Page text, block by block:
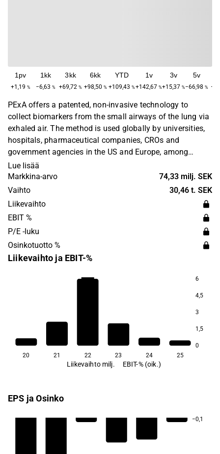
1pv
+1,19 %
1kk
−6,63 %
3kk
+69,72 %
6kk
+98,50 %
YTD
+109,43 %
1v
+142,67 %
3v
+15,37 %
5v
−66,98 %
PExA offers a patented, non-invasive technology to
collect biomarkers from the small airways of the lung via
exhaled air. The method is used globally by universities,
hospitals, pharmaceutical companies, CROs and
government agencies in the US and Europe, among
others – in research on asthma, COPD, lung cancer,
occupational exposure and pharmacokinetics. The
company's goal is to enable earlier diagnosis and
screening of lung diseases. PExA was founded in 2014
Lue lisää
Markkina-arvo
74,33 milj. SEK
Vaihto
30,46 t. SEK
Liikevaihto
EBIT %
P/E -luku
Osinkotuotto %
Liikevaihto ja EBIT-%
6
4,5
3
1,5
0
−73,0
20 21 22 23 24 25
Liikevaihto milj. EBIT-% (oik.)
EPS ja Osinko
−0,1